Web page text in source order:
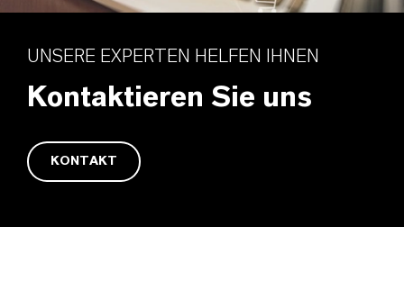
UNSERE EXPERTEN HELFEN IHNEN
Kontaktieren Sie uns
KONTAKT